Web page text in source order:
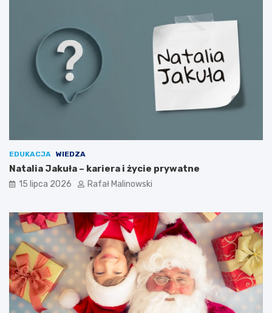
EDUKACJA WIEDZA
Natalia Jakuła – kariera i życie prywatne
15 lipca 2026 Rafał Malinowski